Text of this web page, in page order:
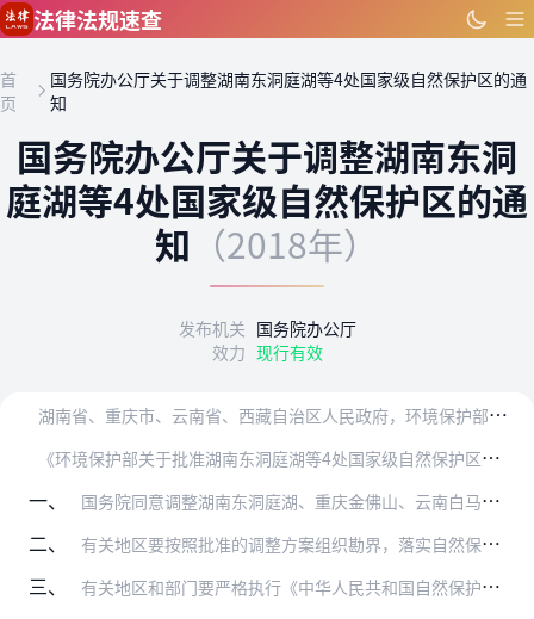
跳到主要内容
法律法规速查
首
页
国务院办公厅关于调整湖南东洞庭湖等4处国家级自然保护区的通
知
国务院办公厅关于调整湖南东洞
庭湖等4处国家级自然保护区的通
知 （2018年）
发布机关 国务院办公厅
效力 现行有效
湖
南省、重庆市、云南省、西藏自治区人民政府，环境保护部、国家林业局：
《
环境保护部关于批准湖南东洞庭湖等4处国家级自然保护区范围调整的请示》（环生态〔2018〕13号）收悉。经国务院批准，现通知如下：
一、
国务院同意调整湖南东洞庭湖、重庆金佛山、云南白马雪山和西藏珠穆朗玛峰国家级自然保护区的范围。调整后保护区的面积、范围和功能分区等由环境保护部予以公布。
二、 有关地区要按照批准的调整方案组织勘界，落实自然保护区土地权属，并在规定的时限内标明区界，予以公告。
三、
有关地区和部门要严格执行《中华人民共和国自然保护区条例》和《国家级自然保护区调整管理规定》等有关规定，切实加强对自然保护区工作的领导、协调和监督，妥善处理好自然…